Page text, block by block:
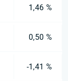
1,46 %
0,50 %
-1,41 %